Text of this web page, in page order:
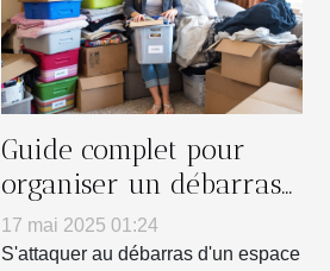
Guide complet pour
organiser un débarras
efficace de votre espace
17 mai 2025 01:24
S'attaquer au débarras d'un espace